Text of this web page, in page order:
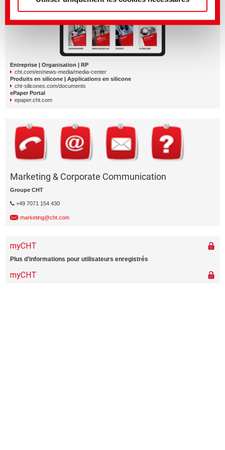
Entreprise | Organisation | RP
cht.com/en/news-media/media-center
Produits en silicone | Applications en silicone
cht-silicones.com/documents
ePaper Portal
epaper.cht.com
Marketing & Corporate Communication
Groupe CHT
+49 7071 154 430
marketing@cht.com